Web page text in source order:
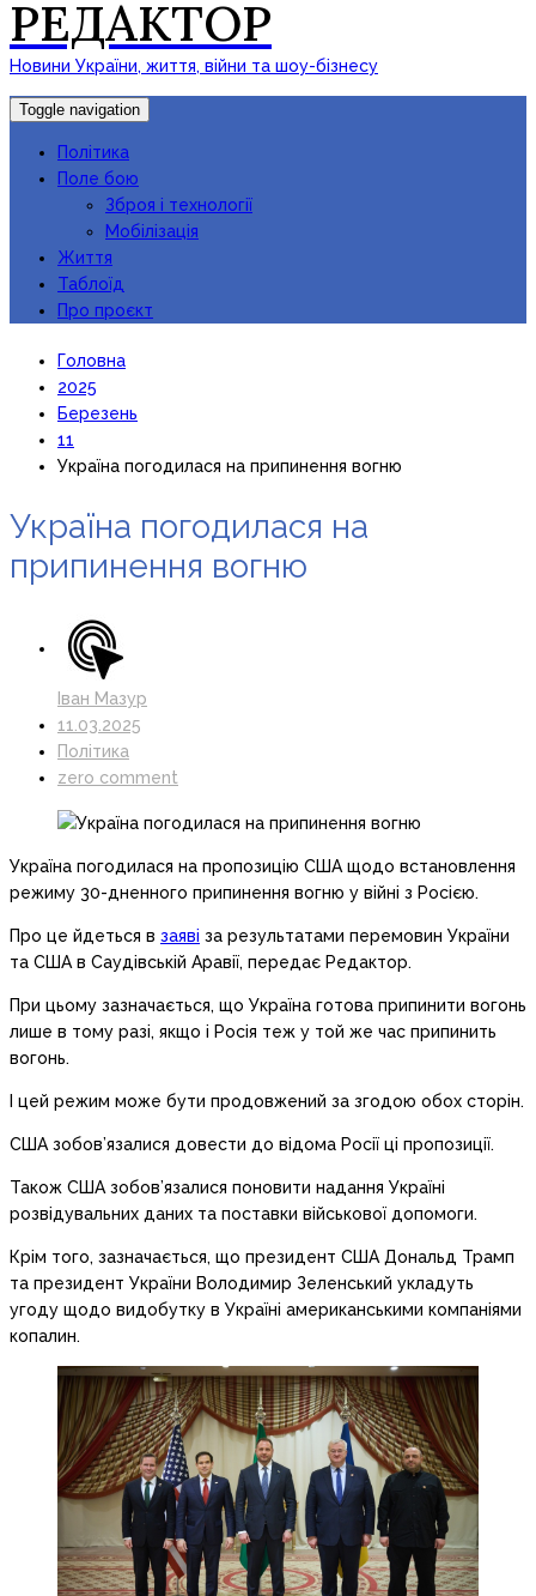
РЕДАКТОР
Новини України, життя, війни та шоу-бізнесу
Toggle navigation
Політика
Поле бою
Зброя і технології
Мобілізація
Життя
Таблоїд
Про проєкт
Головна
2025
Березень
11
Україна погодилася на припинення вогню
Україна погодилася на
припинення вогню
Іван Мазур
11.03.2025
Політика
zero comment
Україна погодилася на пропозицію США щодо встановлення
режиму 30-дненного припинення вогню у війні з Росією.
Про це йдеться в заяві за результатами перемовин України
та США в Саудівській Аравії, передає Редактор.
При цьому зазначається, що Україна готова припинити вогонь
лише в тому разі, якщо і Росія теж у той же час припинить
вогонь.
І цей режим може бути продовжений за згодою обох сторін.
США зобов’язалися довести до відома Росії ці пропозиції.
Також США зобов’язалися поновити надання Україні
розвідувальних даних та поставки військової допомоги.
Крім того, зазначається, що президент США Дональд Трамп
та президент України Володимир Зеленський укладуть
угоду щодо видобутку в Україні американськими компаніями
копалин.